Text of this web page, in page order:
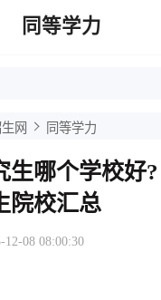
同等学力
网 同等学力
生哪个学校好
院校汇总
08 08:00:30